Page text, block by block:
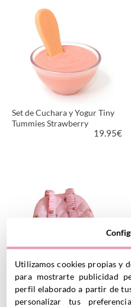
VER PRODUCTO
Set de Cuchara y Yogur Tiny
Tummies Strawberry
19.95€
Portabebés Tiny Harlow
Strawberry
Utilizamos cookies propias y
para mostrarte publicidad
perfil elaborado a partir de
personalizar tus